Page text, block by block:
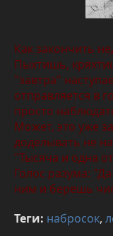
Как закончить
Пыхтишь,
"завтра"
отправляется в
просто
Может, это уже
доделывать не
"Тысяча и одна
Голос разума:
ним и берешь
Теги: набросок,